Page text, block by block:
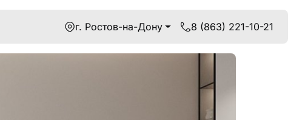
г. Ростов-на-Дону 8 (863) 221-10-21